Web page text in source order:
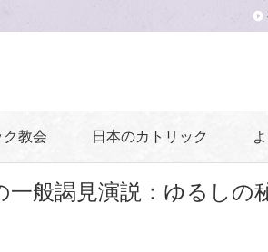
ク教会 日本のカトリック
一般謁見演説：ゆるしの